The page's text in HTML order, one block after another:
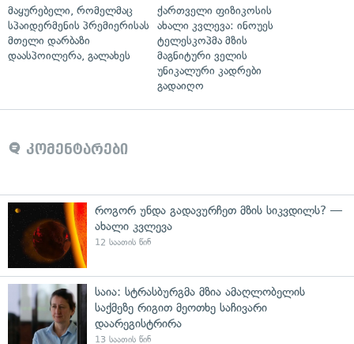
მაყურებელი, რომელმაც
სპაიდერმენის პრემიერისას
მთელი დარბაზი
დაასპოილერა, გალახეს
ქართველი ფიზიკოსის
ახალი კვლევა: ინოუეს
ტელესკოპმა მზის
მაგნიტური ველის
უნიკალური კადრები
გადაიღო
კომენტარები
როგორ უნდა გადავურჩეთ მზის სიკვდილს? —
ახალი კვლევა
12 საათის წინ
საია: სტრასბურგმა მზია ამაღლობელის
საქმეზე რიგით მეოთხე საჩივარი
დაარეგისტრირა
13 საათის წინ